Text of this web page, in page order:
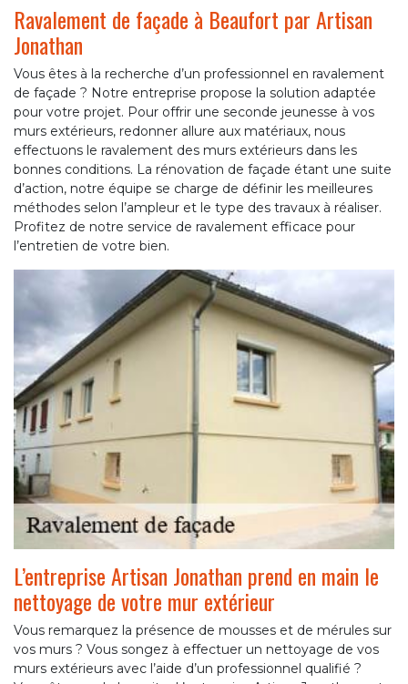
Ravalement de façade à Beaufort par Artisan
Jonathan
Vous êtes à la recherche d’un professionnel en ravalement
de façade ? Notre entreprise propose la solution adaptée
pour votre projet. Pour offrir une seconde jeunesse à vos
murs extérieurs, redonner allure aux matériaux, nous
effectuons le ravalement des murs extérieurs dans les
bonnes conditions. La rénovation de façade étant une suite
d’action, notre équipe se charge de définir les meilleures
méthodes selon l’ampleur et le type des travaux à réaliser.
Profitez de notre service de ravalement efficace pour
l’entretien de votre bien.
L’entreprise Artisan Jonathan prend en main le
nettoyage de votre mur extérieur
Vous remarquez la présence de mousses et de mérules sur
vos murs ? Vous songez à effectuer un nettoyage de vos
murs extérieurs avec l’aide d’un professionnel qualifié ?